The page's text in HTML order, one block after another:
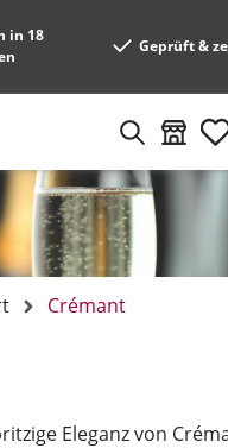
in 18
Geprüft &
Crémant
Eleganz von